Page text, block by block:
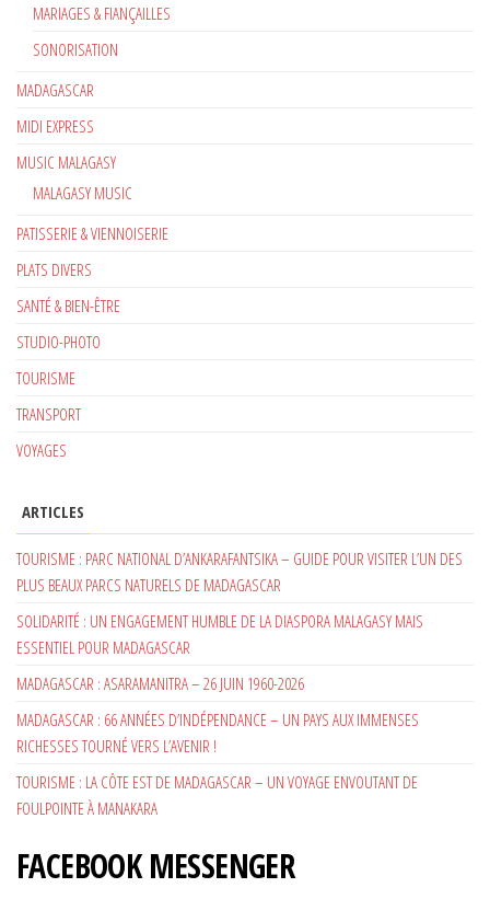
MARIAGES & FIANÇAILLES
SONORISATION
MADAGASCAR
MIDI EXPRESS
MUSIC MALAGASY
MALAGASY MUSIC
PATISSERIE & VIENNOISERIE
PLATS DIVERS
SANTÉ & BIEN-ÊTRE
STUDIO-PHOTO
TOURISME
TRANSPORT
VOYAGES
ARTICLES
TOURISME : PARC NATIONAL D’ANKARAFANTSIKA – GUIDE POUR VISITER L’UN DES
PLUS BEAUX PARCS NATURELS DE MADAGASCAR
SOLIDARITÉ : UN ENGAGEMENT HUMBLE DE LA DIASPORA MALAGASY MAIS
ESSENTIEL POUR MADAGASCAR
MADAGASCAR : ASARAMANITRA – 26 JUIN 1960-2026
MADAGASCAR : 66 ANNÉES D’INDÉPENDANCE – UN PAYS AUX IMMENSES
RICHESSES TOURNÉ VERS L’AVENIR !
TOURISME : LA CÔTE EST DE MADAGASCAR – UN VOYAGE ENVOUTANT DE
FOULPOINTE À MANAKARA
FACEBOOK MESSENGER